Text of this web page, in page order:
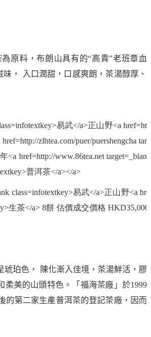
為原料，布朗山具有的“高貴”老班章血
味，
入口潤甜，口感爽朗，茶湯醇厚、
琥珀色，
陳化漸入佳境，茶湯鮮活，膠
柔美的山頭特色。「福海茶廠」於1999
的第二家生產普洱茶的登記茶廠，因而